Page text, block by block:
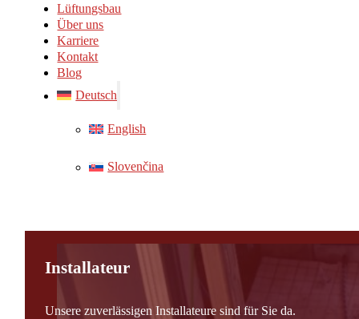
Lüftungsbau
Über uns
Karriere
Kontakt
Blog
Deutsch
English
Slovenčina
Installateur
Unsere zuverlässigen Installateure sind für Sie da.